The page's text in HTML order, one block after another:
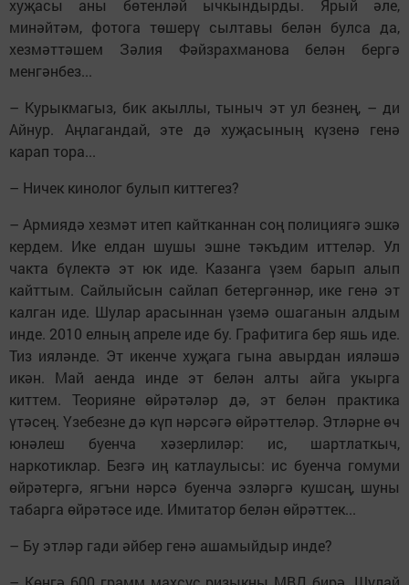
хуҗасы аны бөтенләй ычкындырды. Ярый әле,
минәйтәм, фотога төшерү сылтавы белән булса да,
хезмәттәшем Зәлия Фәйзрахманова белән бергә
менгәнбез...
– Курыкмагыз, бик акыллы, тыныч эт ул безнең, – ди
Айнур. Аңлагандай, эте дә хуҗасының күзенә генә
карап тора...
– Ничек кинолог булып киттегез?
– Армиядә хезмәт итеп кайтканнан соң полициягә эшкә
кердем. Ике елдан шушы эшне тәкъдим иттеләр. Ул
чакта бүлектә эт юк иде. Казанга үзем барып алып
кайттым. Сайлыйсын сайлап бетергәннәр, ике генә эт
калган иде. Шулар арасыннан үземә ошаганын алдым
инде. 2010 елның апреле иде бу. Графитига бер яшь иде.
Тиз ияләнде. Эт икенче хуҗага гына авырдан ияләшә
икән. Май аенда инде эт белән алты айга укырга
киттем. Теорияне өйрәтәләр дә, эт белән практика
үтәсең. Үзебезне дә күп нәрсәгә өйрәттеләр. Этләрне өч
юнәлеш буенча хәзерлиләр: ис, шартлаткыч,
наркотиклар. Безгә иң катлаулысы: ис буенча гомуми
өйрәтергә, ягъни нәрсә буенча эзләргә кушсаң, шуны
табарга өйрәтәсе иде. Имитатор белән өйрәттек...
– Бу этләр гади әйбер генә ашамыйдыр инде?